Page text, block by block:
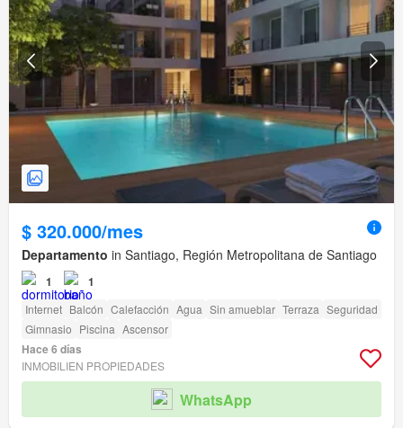
$ 320.000/mes
Departamento in Santiago, Región Metropolitana de Santiago
1 1
Internet Balcón Calefacción Agua Sin amueblar Terraza Seguridad
Gimnasio Piscina Ascensor
Hace 6 días
INMOBILIEN PROPIEDADES
WhatsApp